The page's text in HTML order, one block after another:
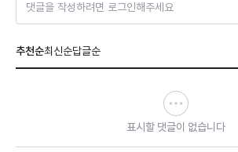
댓글을 작성하려면 로그인해주세요
추천순최신순답글순
표시할 댓글이 없습니다